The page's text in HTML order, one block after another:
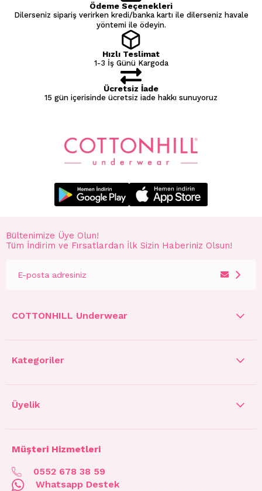
Ödeme Seçenekleri
Dilerseniz sipariş verirken kredi/banka kartı ile dilerseniz havale
yöntemi ile ödeyin.
Hızlı Teslimat
1-3 İş Günü Kargoda
Ücretsiz İade
15 gün içerisinde ücretsiz iade hakkı sunuyoruz
Bültenimize Üye Olun!
Tüm İndirim ve Fırsatlardan İlk Sizin Haberiniz Olsun!
COTTONHILL Underwear
Kategoriler
Üyelik
Müşteri Hizmetleri
0552 678 38 59
Whatsapp Destek